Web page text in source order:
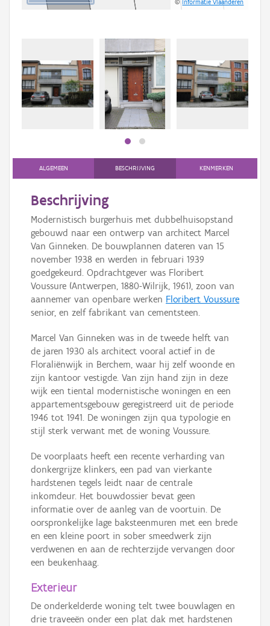
©Informatie Vlaanderen
ALGEMEEN BESCHRIJVING KENMERKEN
Beschrijving
Modernistisch burgerhuis met dubbelhuisopstand
gebouwd naar een ontwerp van architect Marcel
Van Ginneken. De bouwplannen dateren van 15
november 1938 en werden in februari 1939
goedgekeurd. Opdrachtgever was Floribert
Voussure (Antwerpen, 1880-Wilrijk, 1961), zoon van
aannemer van openbare werken Floribert Voussure
senior, en zelf fabrikant van cementsteen.
Marcel Van Ginneken was in de tweede helft van
de jaren 1930 als architect vooral actief in de
Floraliënwijk in Berchem, waar hij zelf woonde en
zijn kantoor vestigde. Van zijn hand zijn in deze
wijk een tiental modernistische woningen en een
appartementsgebouw geregistreerd uit de periode
1946 tot 1941. De woningen zijn qua typologie en
stijl sterk verwant met de woning Voussure.
De voorplaats heeft een recente verharding van
donkergrijze klinkers, een pad van vierkante
hardstenen tegels leidt naar de centrale
inkomdeur. Het bouwdossier bevat geen
informatie over de aanleg van de voortuin. De
oorspronkelijke lage baksteenmuren met een brede
en een kleine poort in sober smeedwerk zijn
verdwenen en aan de rechterzijde vervangen door
een beukenhaag.
Exterieur
De onderkelderde woning telt twee bouwlagen en
drie traveeën onder een plat dak met hardstenen